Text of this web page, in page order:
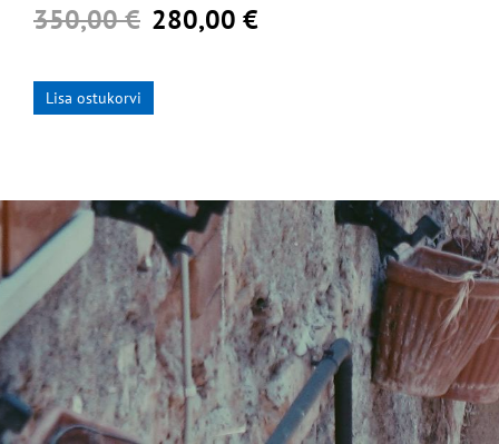
350,00 € 280,00 €
Lisa ostukorvi